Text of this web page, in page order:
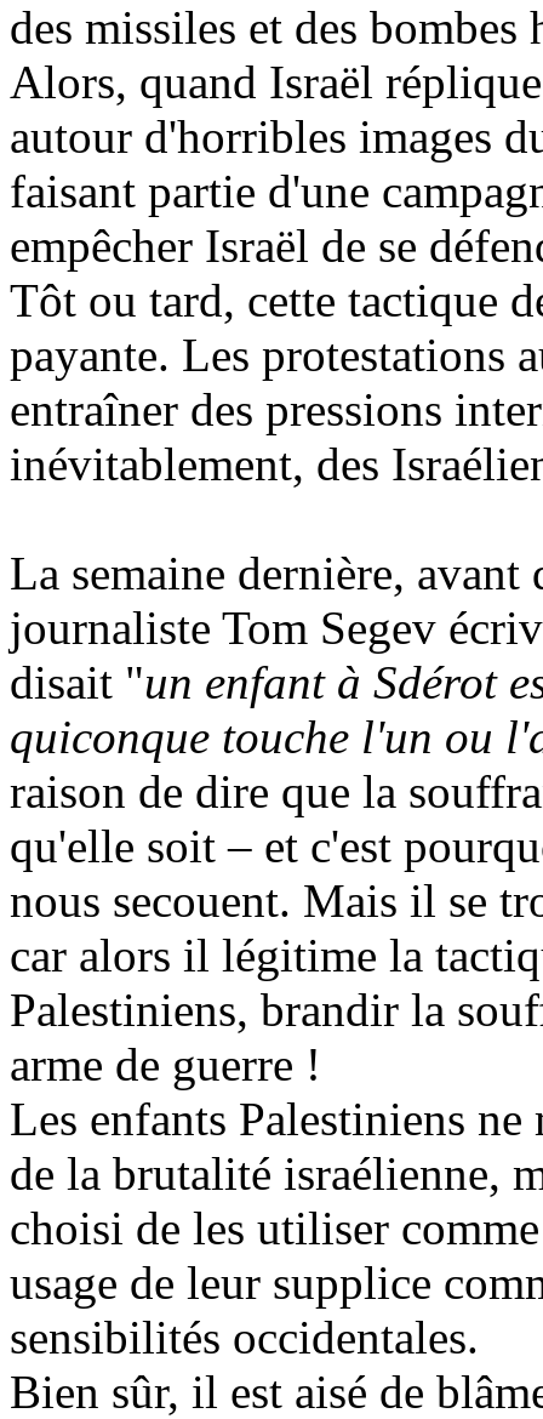
des missiles et des
Alors, quand Israël
autour d'horribles images
faisant partie d'une
empêcher Israël de se
Tôt ou tard, cette tactique
payante. Les protestations
entraîner des pressions
inévitablement, des
La semaine dernière, avant
journaliste Tom Segev
disait "un enfant à Sdérot
quiconque touche l'un ou
raison de dire que la
qu'elle soit – et c'est
nous secouent. Mais il se
car alors il légitime la
Palestiniens, brandir la
arme de guerre !
Les enfants Palestiniens
de la brutalité israélienne,
choisi de les utiliser
usage de leur supplice
sensibilités occidentales.
Bien sûr, il est aisé de